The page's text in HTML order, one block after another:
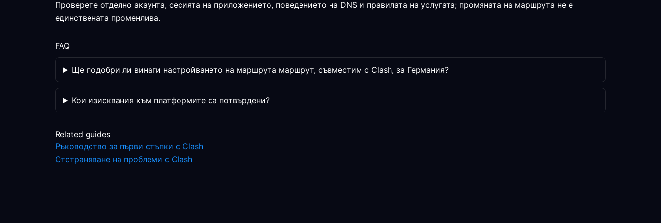
Проверете отделно акаунта, сесията на приложението, поведението на DNS и правилата на услугата; промяната на маршрута не е
единствената променлива.
FAQ
Ще подобри ли винаги настройването на маршрута маршрут, съвместим с Clash, за Германия?
Кои изисквания към платформите са потвърдени?
Related guides
Ръководство за първи стъпки с Clash
Отстраняване на проблеми с Clash